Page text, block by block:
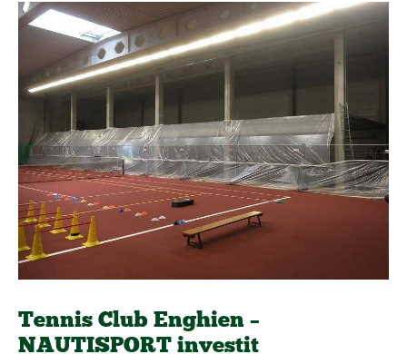
Tennis Club Enghien –
NAUTISPORT investit